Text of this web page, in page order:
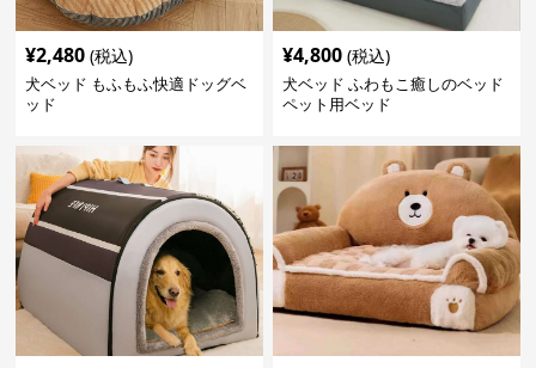
¥2,480 (税込)
犬ベッド もふもふ快適ドッグベ
ッド
¥4,800 (税込)
犬ベッド ふわもこ癒しのベッド
ペット用ベッド